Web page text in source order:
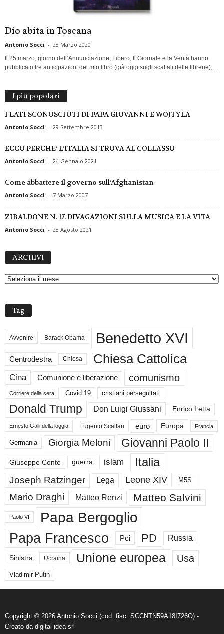
Dio abita in Toscana
Antonio Socci - 28 Marzo 2020
Il 25 marzo, giorno dell’Annunciazione, Libero, Il Giornale e la Verità hanno
pubblicato tre anticipazioni del mio libro (già oggi sugli scaffali delle librerie),...
I più popolari
I LATI SCONOSCIUTI DI PAPA GIOVANNI E WOJTYLA
Antonio Socci - 29 Settembre 2013
ECCO PERCHE’ L’ITALIA SI TROVA AL COLLASSO
Antonio Socci - 24 Gennaio 2021
Come abbattere il governo sull’Afghanistan
Antonio Socci - 7 Marzo 2007
ZIBALDONE N. 17. DIVAGAZIONI SULLA MUSICA E LA VITA
Antonio Socci - 28 Agosto 2021
ARCHIVI
H
Tag
Avvenire Barack Obama Benedetto XVI
Centrodestra Chiesa Chiesa Cattolica
Cina Comunione e liberazione comunismo
Corriere della sera Covid 19 cristiani perseguitati
Donald Trump Don Luigi Giussani Enrico Letta
Ernesto Galli della loggia Eugenio Scalfari euro Europa Francia
Germania Giorgia Meloni Giovanni Paolo II
Giuseppe Conte guerra islam Italia
Joseph Ratzinger Lega Leone XIV M5S
Mario Draghi Matteo Renzi Matteo Salvini
Paolo VI Papa Bergoglio
Papa Francesco Pci PD Russia
Sinistra Ucraina Unione europea Usa
Vladimir Putin
Copyright © 2026 Antonio Socci (cod. fisc. SCCNTN59A18I726O) -
Creato da digital idea srl